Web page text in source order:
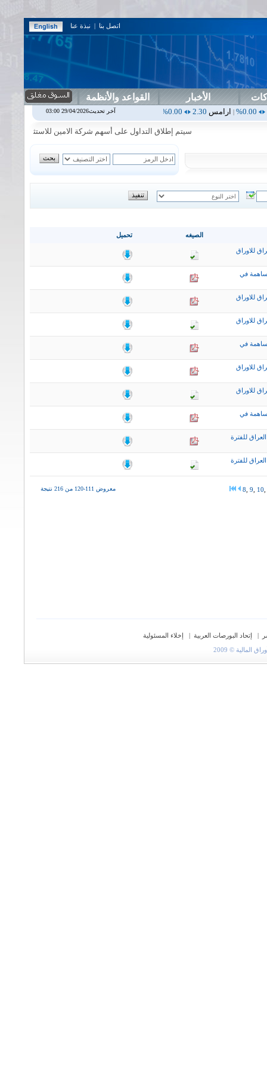
اتصل بنا | نبذة عنا
الأخبار القواعد والأنظمة
2.30
|اربيل 0.00 اس بنك0.00
0.00%
|اسفنج
سيتم إطلاق التداول على أسهم شركة الامين للاستثمار المالي في
تحميل الصيغه
للاوراق
في
للاوراق
للاوراق
في
للاوراق
للاوراق
في
للفترة
للفترة
معروض 111-120 من 216 نتيجة 8 9 10
| إتحاد البورصات العربية |
إخلاء المسئولية
© 2009